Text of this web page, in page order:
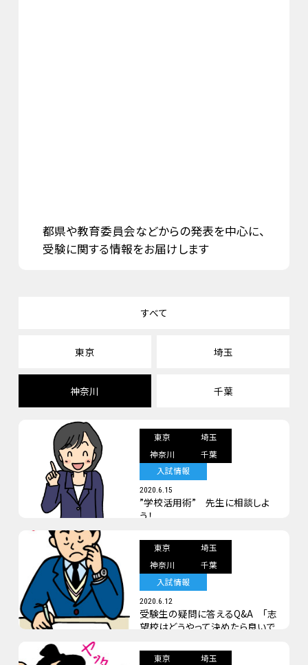
都県や教育委員会などからの発表を中心に、
受験に関する情報をお届けします
すべて
東京 埼玉
神奈川 千葉
東京
埼玉
神奈川
千葉
入試情報
2020.6.15
”学校活用術” 先生に相談しよ
う！
東京
埼玉
神奈川
千葉
入試情報
2020.6.12
受験生の疑問に答えるQ&A 「志
望校はどうやって決めたら良いで
東京
埼玉